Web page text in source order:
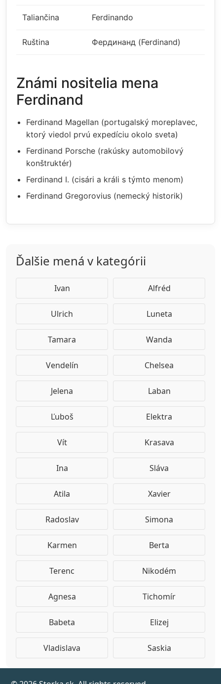
Taliančina Ferdinando
Ruština Фердинанд (Ferdinand)
Známi nositelia mena
Ferdinand
Ferdinand Magellan (portugalský moreplavec,
ktorý viedol prvú expedíciu okolo sveta)
Ferdinand Porsche (rakúsky automobilový
konštruktér)
Ferdinand I. (cisári a králi s týmto menom)
Ferdinand Gregorovius (nemecký historik)
Ďalšie mená v kategórii
Ivan Alfréd
Ulrich Luneta
Tamara Wanda
Vendelín Chelsea
Jelena Laban
Ľuboš Elektra
Vít Krasava
Ina Sláva
Atila Xavier
Radoslav Simona
Karmen Berta
Terenc Nikodém
Agnesa Tichomír
Babeta Elizej
Vladislava Saskia